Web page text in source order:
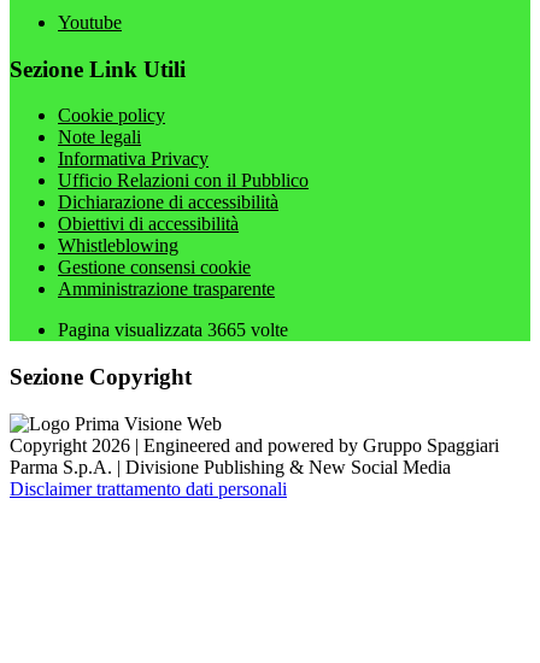
Youtube
Sezione Link Utili
Cookie policy
Note legali
Informativa Privacy
Ufficio Relazioni con il Pubblico
Dichiarazione di accessibilità
Obiettivi di accessibilità
Whistleblowing
Gestione consensi cookie
Amministrazione trasparente
Pagina visualizzata 3665 volte
Sezione Copyright
Copyright 2026 | Engineered and powered by Gruppo Spaggiari
Parma S.p.A. | Divisione Publishing & New Social Media
Disclaimer trattamento dati personali